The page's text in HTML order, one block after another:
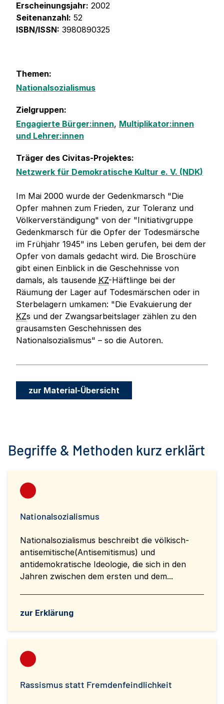
Erscheinungsjahr: 2002
Seitenanzahl: 52
ISBN/ISSN: 3980890325
Themen:
Nationalsozialismus
Zielgruppen:
Engagierte Bürger:innen, Multiplikator:innen
und Lehrer:innen
Träger des Civitas-Projektes:
Netzwerk für Demokratische Kultur e. V. (NDK)
Im Mai 2000 wurde der Gedenkmarsch "Die
Opfer mahnen zum Frieden, zur Toleranz und
Völkerverständigung" von der "Initiativgruppe
Gedenkmarsch für die Opfer der Todesmärsche
im Frühjahr 1945" ins Leben gerufen, bei dem der
Opfer von damals gedacht wird. Die Broschüre
gibt einen Einblick in die Geschehnisse von
damals, als tausende KZ-Häftlinge bei der
Räumung der Lager auf Todesmärschen oder in
Sterbelagern umkamen: "Die Evakuierung der
KZs und der Zwangsarbeitslager zählen zu den
grausamsten Geschehnissen des
Nationalsozialismus" – so die Autoren.
zur Material-Übersicht
Begriffe & Methoden kurz erklärt
Nationalsozialismus
Nationalsozialismus beschreibt die völkisch-
antisemitische(Antisemitismus) und
antidemokratische Ideologie, die sich in den
Jahren zwischen dem ersten und dem...
zur Erklärung
Rassismus statt Fremdenfeindlichkeit